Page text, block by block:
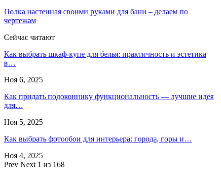
Полка настенная своими руками для бани – делаем по
чертежам
Сейчас читают
Как выбрать шкаф-купе для белья: практичность и эстетика
в…
Ноя 6, 2025
Как придать подоконнику функциональность — лучшие идея
для…
Ноя 5, 2025
Как выбрать фотообои для интерьера: города, горы и…
Ноя 4, 2025
Prev Next 1 из 168